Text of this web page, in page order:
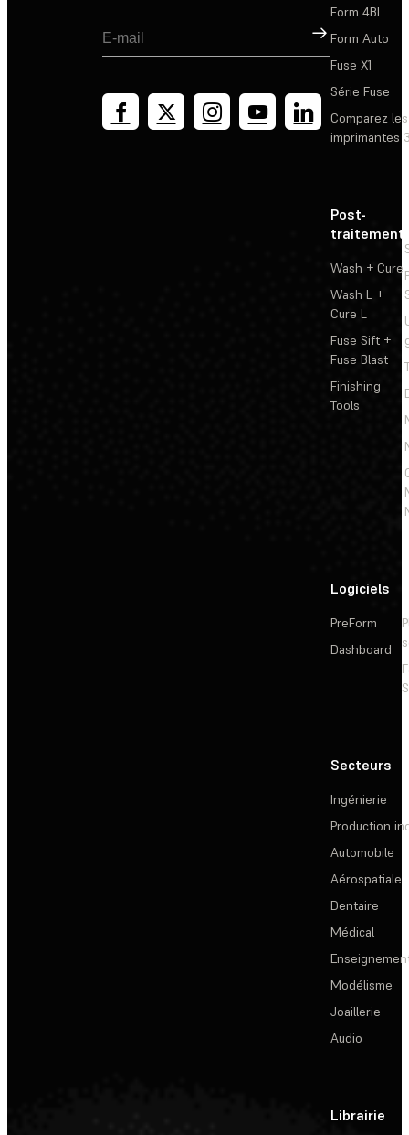
Inscription
Form 4BL
Form Auto
Fuse X1
Série Fuse
Comparez les
imprimantes
Post-
traitement
Wash + Cure
Wash L +
Cure L
Fuse Sift +
Fuse Blast
Finishing
Tools
Logiciels
PreForm
Dashboard
Secteurs
Ingénierie
Production
Automobile
Aérospatiale
Dentaire
Médical
Modélisme
Joaillerie
Audio
Librairie